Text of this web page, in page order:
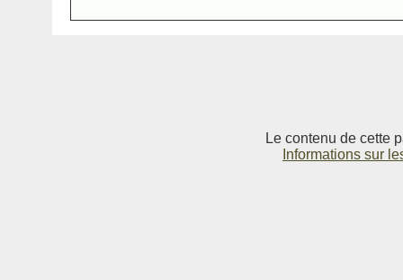
Le contenu de cette
Informations sur